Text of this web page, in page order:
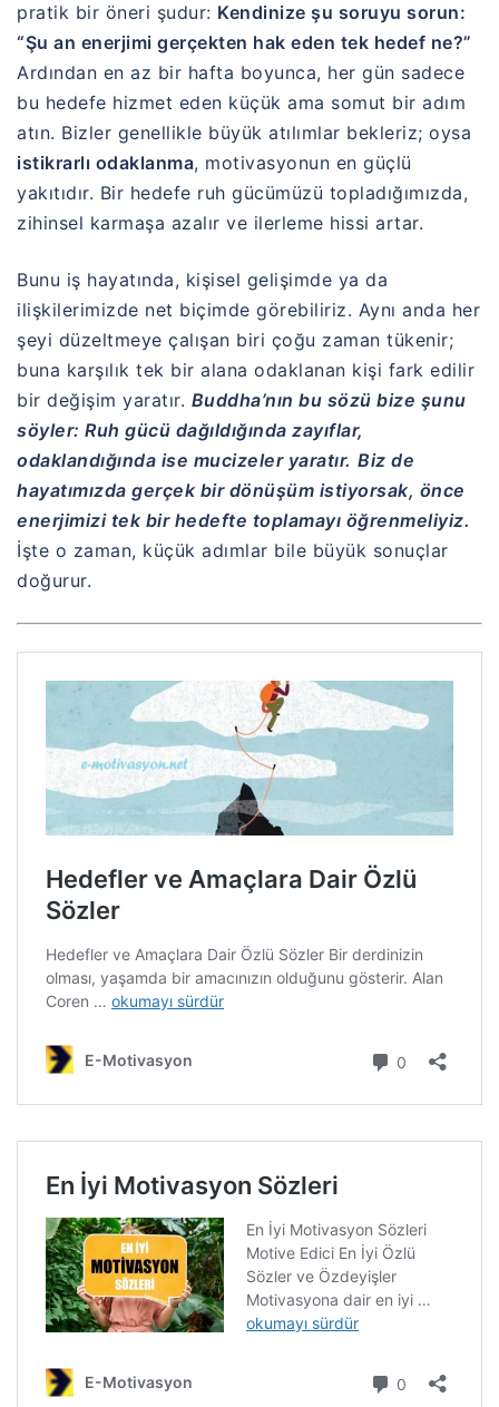
pratik bir öneri şudur: Kendinize şu soruyu sorun:
“Şu an enerjimi gerçekten hak eden tek hedef ne?”
Ardından en az bir hafta boyunca, her gün sadece
bu hedefe hizmet eden küçük ama somut bir adım
atın. Bizler genellikle büyük atılımlar bekleriz; oysa
istikrarlı odaklanma, motivasyonun en güçlü
yakıtıdır. Bir hedefe ruh gücümüzü topladığımızda,
zihinsel karmaşa azalır ve ilerleme hissi artar.
Bunu iş hayatında, kişisel gelişimde ya da
ilişkilerimizde net biçimde görebiliriz. Aynı anda her
şeyi düzeltmeye çalışan biri çoğu zaman tükenir;
buna karşılık tek bir alana odaklanan kişi fark edilir
bir değişim yaratır. Buddha’nın bu sözü bize şunu
söyler: Ruh gücü dağıldığında zayıflar,
odaklandığında ise mucizeler yaratır. Biz de
hayatımızda gerçek bir dönüşüm istiyorsak, önce
enerjimizi tek bir hedefte toplamayı öğrenmeliyiz.
İşte o zaman, küçük adımlar bile büyük sonuçlar
doğurur.